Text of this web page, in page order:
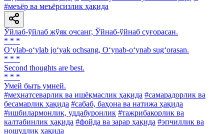
#меъёр ва меъёрсизлик ҳақида
Ўйлаб-ўйлаб жўяк очсанг, Ўйнаб-ўйнаб суғорасан.
* * *
O‘ylab-o‘ylab jo‘yak ochsang, O‘ynab-o‘ynab sug‘orasan.
* * *
Second thoughts are best.
* * *
Умей быть умней.
#меҳнатсеварлик ва ишёқмаслик ҳақида #самарадорлик ва
бесамарлик ҳақида #сабаб, баҳона ва натижа ҳақида
#ишбилармонлик, уддабуронлик #тажрибакорлик ва
калтабинлик ҳақида #фойда ва зарар ҳақида #эпчиллик ва
ношудлик ҳақида